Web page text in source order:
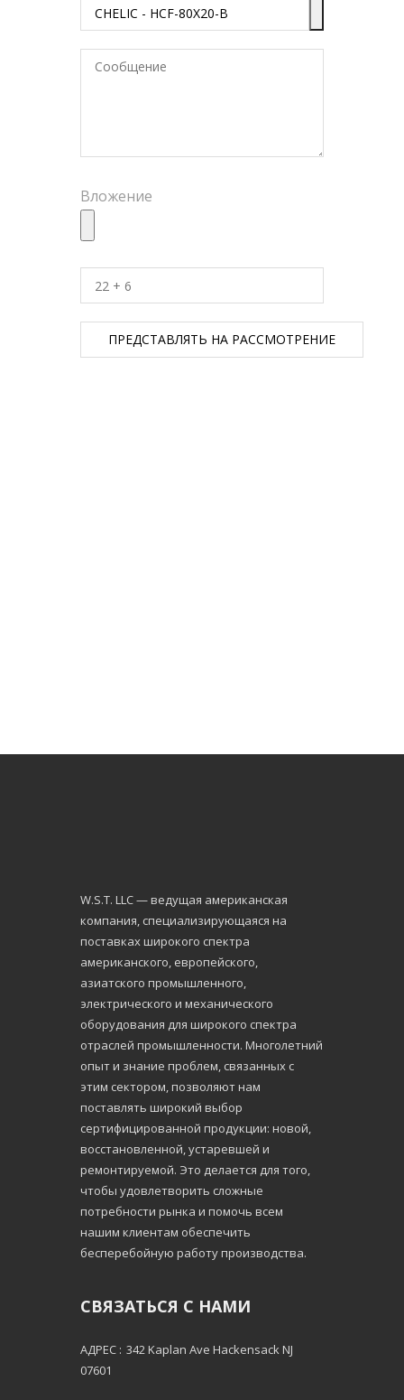
Вложение
W.S.Т. LLC — ведущая американская
компания, специализирующаяся на
поставках широкого спектра
американского, европейского,
азиатского промышленного,
электрического и механического
оборудования для широкого спектра
отраслей промышленности. Многолетний
опыт и знание проблем, связанных с
этим сектором, позволяют нам
поставлять широкий выбор
сертифицированной продукции: новой,
восстановленной, устаревшей и
ремонтируемой. Это делается для того,
чтобы удовлетворить сложные
потребности рынка и помочь всем
нашим клиентам обеспечить
бесперебойную работу производства.
СВЯЗАТЬСЯ С НАМИ
АДРЕС : 342 Kaplan Ave Hackensack NJ
07601